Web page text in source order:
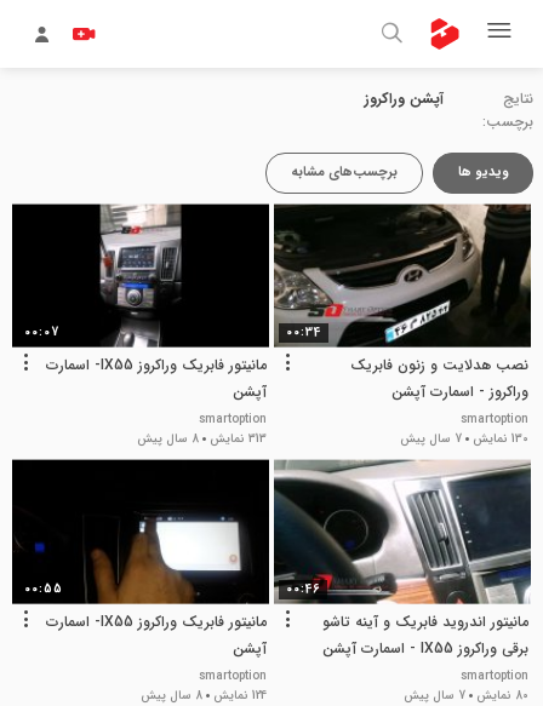
نتایج
برچسب:
آپشن وراکروز
ویدیو ها برچسب‌های مشابه
00:34
نصب هدلایت و زنون فابریک
وراکروز - اسمارت آپشن
smartoption
130 نمایش
7 سال پیش
00:07
مانیتور فابریک وراکروز IX55- اسمارت
آپشن
smartoption
313 نمایش
8 سال پیش
00:46
مانیتور اندروید فابریک و آینه تاشو
برقی وراکروز IX55 - اسمارت آپشن
smartoption
80 نمایش
7 سال پیش
00:55
مانیتور فابریک وراکروز IX55- اسمارت
آپشن
smartoption
124 نمایش
8 سال پیش